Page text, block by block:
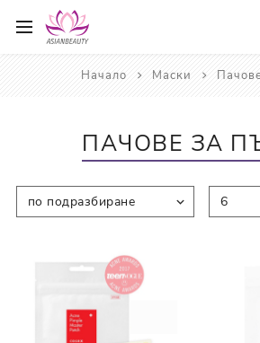
Начало Маски
ПАЧОВЕ ЗА